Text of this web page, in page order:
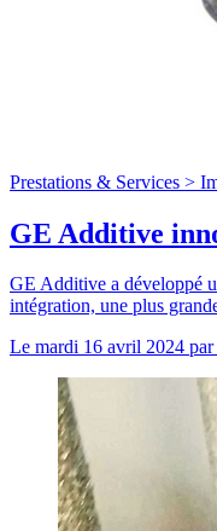
Prestations & Services >
GE Additive
GE Additive a développé
intégration, une plus
Le mardi 16 avril 2024 par